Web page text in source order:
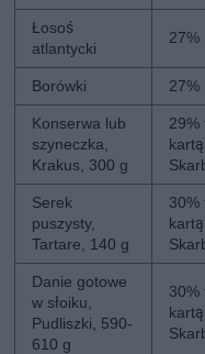
Łosoś
atlantycki
27%
Borówki 27%
Konserwa lub
szyneczka,
Krakus, 300 g
29%
kartą
Serek
puszysty,
Tartare, 140 g
30%
kartą
Danie gotowe
w słoiku,
Pudliszki, 590-
610 g
30%
kartą